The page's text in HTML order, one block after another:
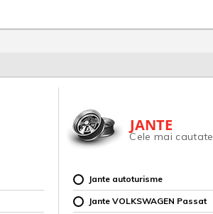
JANTE
Cele mai cautate
Jante autoturisme
Jante VOLKSWAGEN Passat